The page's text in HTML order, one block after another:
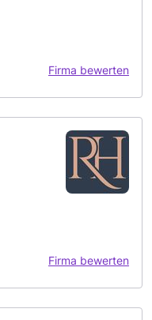
Firma bewerten
Firma bewerten